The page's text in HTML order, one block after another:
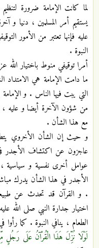
لما كانت الإمامة ضرورة
يستقيم أمر المسلمين ، دنيا
عليه فإنها تعتبر من الأمور
النبوة .
أمرا توقيفي منوط باختيار
ما دامت الإمامة هي الامتداد
التي يبت فيها الناس . و
من شؤون الآخرة أيضا و عليه
مع هذا الشأن .
و حيث إن الشأن الأخروي
عاجزون عن اكتشاف الأجدر
عوامل أخرى نفسية و سياسية
الأجدر في هذا الشأن يدرك
. و القرآن قد تحدث عن
اختيار جدارة النبي صلى الله
الطعام ، ينافي النبوة . كما
لَوْلَا نُزِّلَ هَذَا الْقُرْآنُ عَلَى رَجُلٍ